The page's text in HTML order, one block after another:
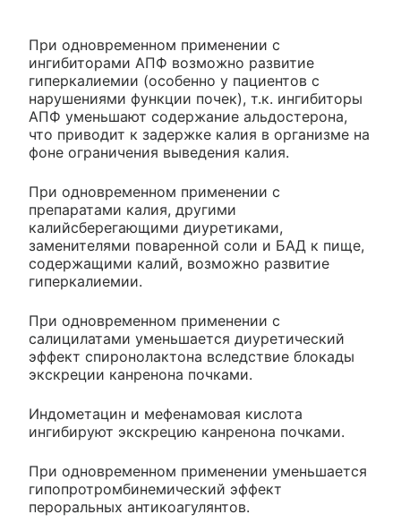
При одновременном применении с
ингибиторами АПФ возможно развитие
гиперкалиемии (особенно у пациентов с
нарушениями функции почек), т.к. ингибиторы
АПФ уменьшают содержание альдостерона,
что приводит к задержке калия в организме на
фоне ограничения выведения калия.
При одновременном применении с
препаратами калия, другими
калийсберегающими диуретиками,
заменителями поваренной соли и БАД к пище,
содержащими калий, возможно развитие
гиперкалиемии.
При одновременном применении с
салицилатами уменьшается диуретический
эффект спиронолактона вследствие блокады
экскреции канренона почками.
Индометацин и мефенамовая кислота
ингибируют экскрецию канренона почками.
При одновременном применении уменьшается
гипопротромбинемический эффект
пероральных антикоагулянтов.